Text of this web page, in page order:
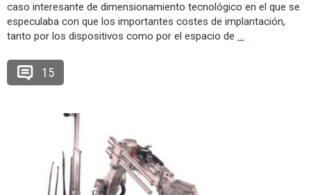
caso interesante de dimensionamiento tecnológico en el que se
especulaba con que los importantes costes de implantación,
tanto por los dispositivos como por el espacio de …
15